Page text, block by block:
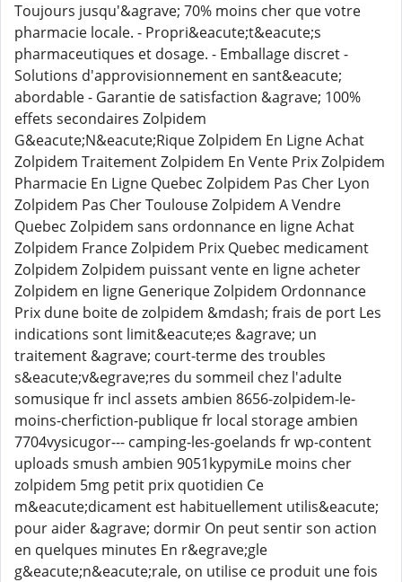
Toujours jusqu'&agrave; 70% moins cher que votre
pharmacie locale. - Propri&eacute;t&eacute;s
pharmaceutiques et dosage. - Emballage discret -
Solutions d'approvisionnement en sant&eacute;
abordable - Garantie de satisfaction &agrave; 100%
effets secondaires Zolpidem
G&eacute;N&eacute;Rique Zolpidem En Ligne Achat
Zolpidem Traitement Zolpidem En Vente Prix Zolpidem
Pharmacie En Ligne Quebec Zolpidem Pas Cher Lyon
Zolpidem Pas Cher Toulouse Zolpidem A Vendre
Quebec Zolpidem sans ordonnance en ligne Achat
Zolpidem France Zolpidem Prix Quebec medicament
Zolpidem Zolpidem puissant vente en ligne acheter
Zolpidem en ligne Generique Zolpidem Ordonnance
Prix dune boite de zolpidem &mdash; frais de port Les
indications sont limit&eacute;es &agrave; un
traitement &agrave; court-terme des troubles
s&eacute;v&egrave;res du sommeil chez l'adulte
somusique fr incl assets ambien 8656-zolpidem-le-
moins-cherfiction-publique fr local storage ambien
7704vysicugor--- camping-les-goelands fr wp-content
uploads smush ambien 9051kypymiLe moins cher
zolpidem 5mg petit prix quotidien Ce
m&eacute;dicament est habituellement utilis&eacute;
pour aider &agrave; dormir On peut sentir son action
en quelques minutes En r&egrave;gle
g&eacute;n&eacute;rale, on utilise ce produit une fois